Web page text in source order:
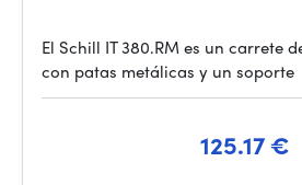
El Schill IT 380.RM es un carrete
con patas metálicas y un soporte
125.17 €